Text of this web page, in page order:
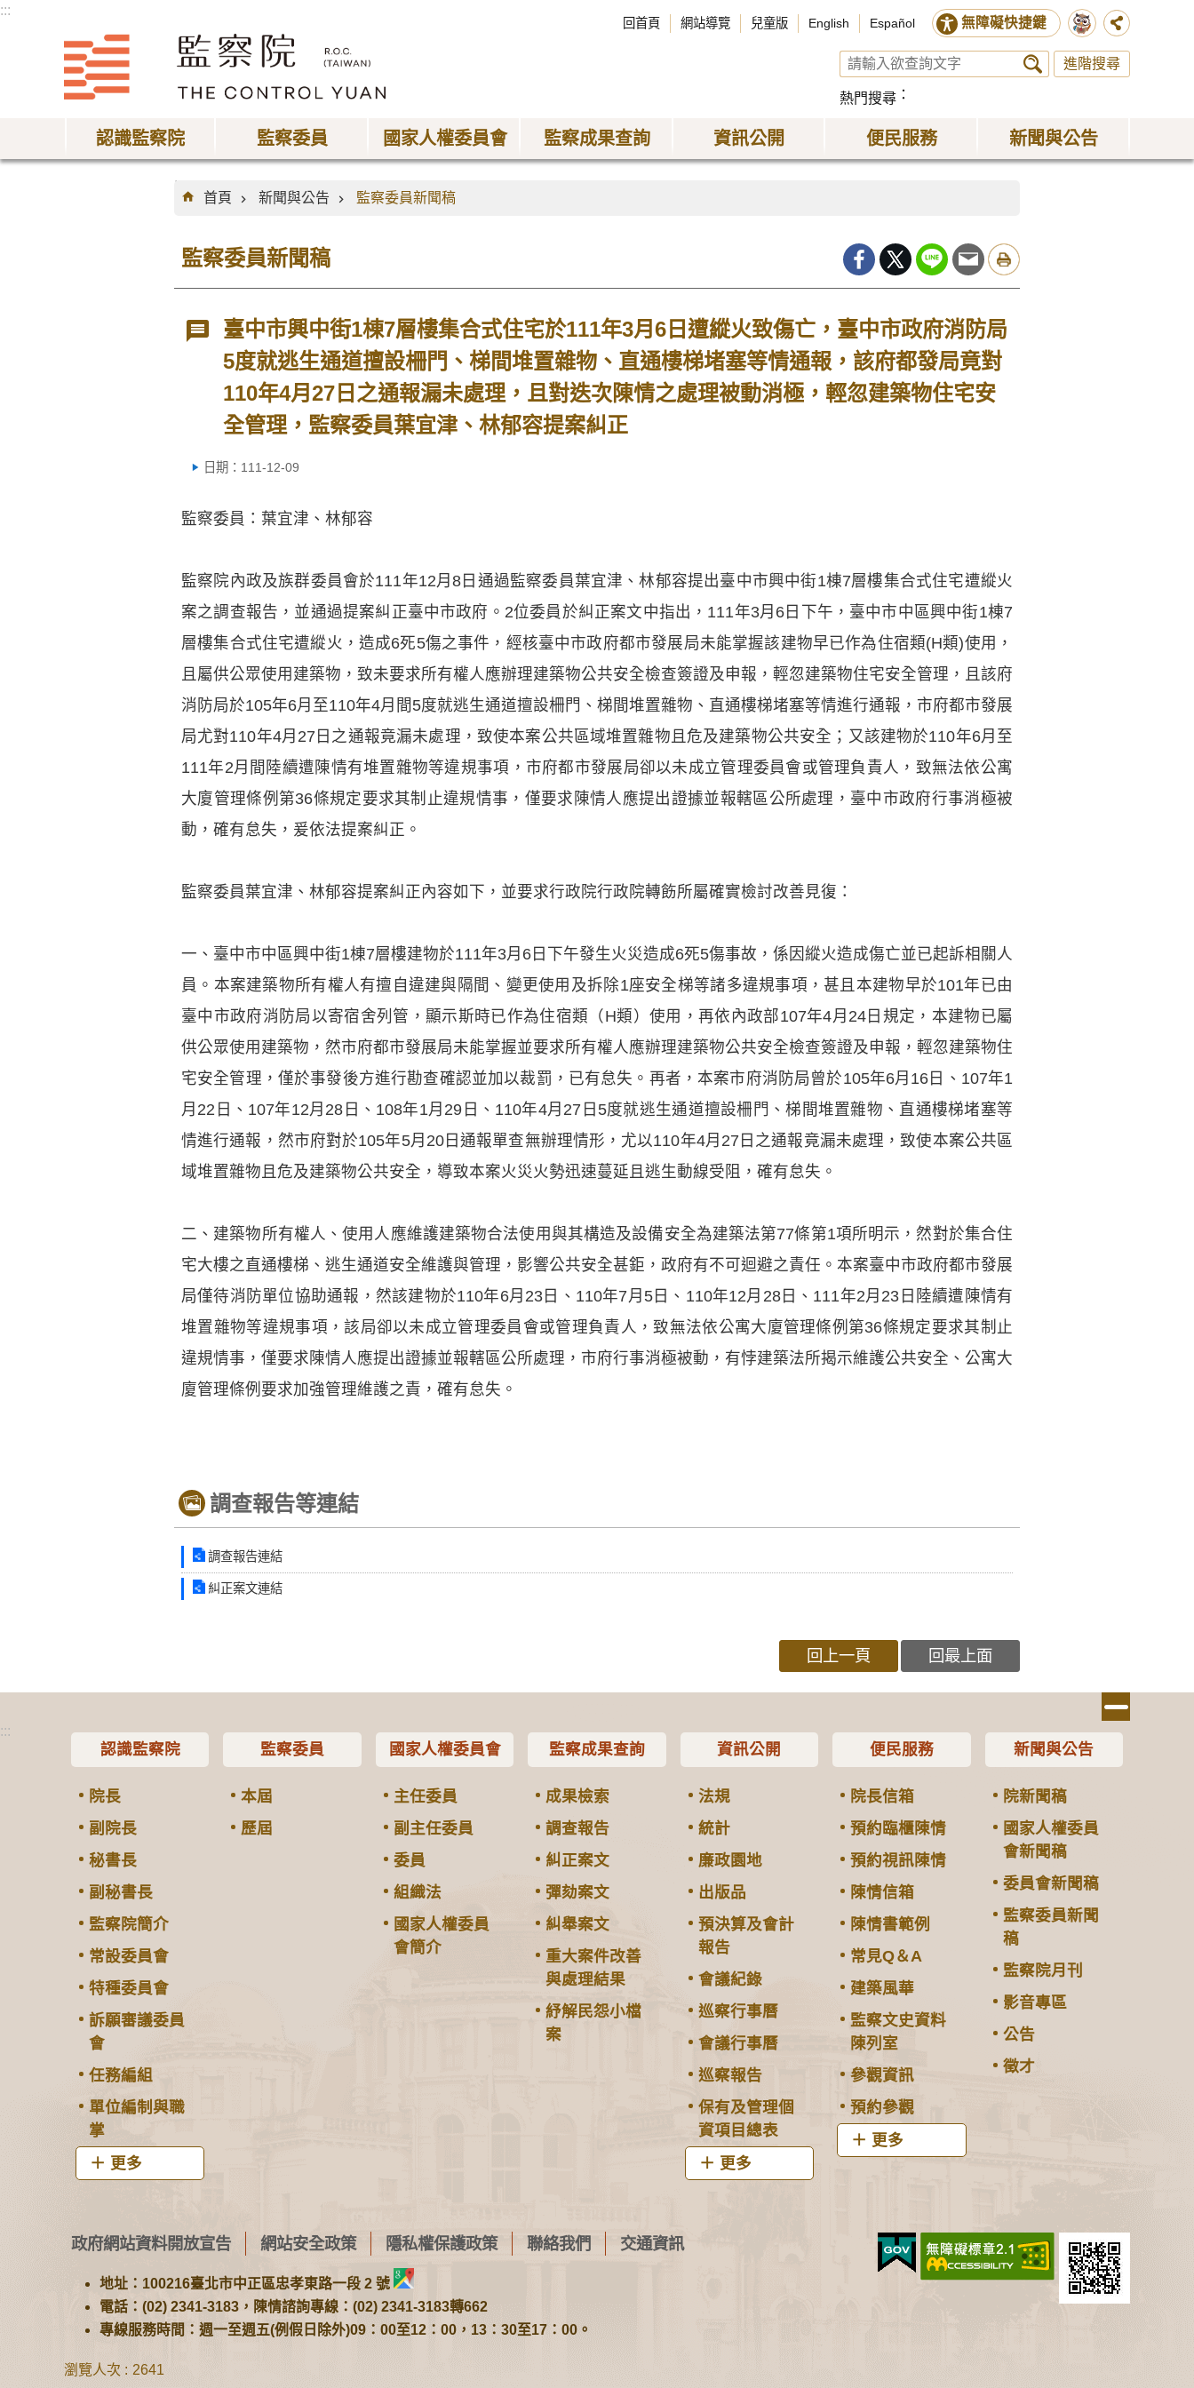
:::
回首頁 網站導覽 兒童版 English Español 無障礙快捷鍵
進階搜尋
熱門搜尋
認識監察院 監察委員 國家人權委員會 監察成果查詢 資訊公開 便民服務 新聞與公告
:::
首頁
新聞與公告 監察委員新聞稿
監察委員新聞稿
臺中市興中街1棟7層樓集合式住宅於111年3月6日遭縱火致傷亡，臺中市政府消防局
5度就逃生通道擅設柵門、梯間堆置雜物、直通樓梯堵塞等情通報，該府都發局竟對
110年4月27日之通報漏未處理，且對迭次陳情之處理被動消極，輕忽建築物住宅安
全管理，監察委員葉宜津、林郁容提案糾正
日期：111-12-09
監察委員：葉宜津、林郁容
監察院內政及族群委員會於111年12月8日通過監察委員葉宜津、林郁容提出臺中市興中街1棟7層樓集合式住宅遭縱火
案之調查報告，並通過提案糾正臺中市政府。2位委員於糾正案文中指出，111年3月6日下午，臺中市中區興中街1棟7
層樓集合式住宅遭縱火，造成6死5傷之事件，經核臺中市政府都市發展局未能掌握該建物早已作為住宿類(H類)使用，
且屬供公眾使用建築物，致未要求所有權人應辦理建築物公共安全檢查簽證及申報，輕忽建築物住宅安全管理，且該府
消防局於105年6月至110年4月間5度就逃生通道擅設柵門、梯間堆置雜物、直通樓梯堵塞等情進行通報，市府都市發展
局尤對110年4月27日之通報竟漏未處理，致使本案公共區域堆置雜物且危及建築物公共安全；又該建物於110年6月至
111年2月間陸續遭陳情有堆置雜物等違規事項，市府都市發展局卻以未成立管理委員會或管理負責人，致無法依公寓
大廈管理條例第36條規定要求其制止違規情事，僅要求陳情人應提出證據並報轄區公所處理，臺中市政府行事消極被
動，確有怠失，爰依法提案糾正。
監察委員葉宜津、林郁容提案糾正內容如下，並要求行政院行政院轉飭所屬確實檢討改善見復：
一、臺中市中區興中街1棟7層樓建物於111年3月6日下午發生火災造成6死5傷事故，係因縱火造成傷亡並已起訴相關人
員。本案建築物所有權人有擅自違建與隔間、變更使用及拆除1座安全梯等諸多違規事項，甚且本建物早於101年已由
臺中市政府消防局以寄宿舍列管，顯示斯時已作為住宿類（H類）使用，再依內政部107年4月24日規定，本建物已屬
供公眾使用建築物，然市府都市發展局未能掌握並要求所有權人應辦理建築物公共安全檢查簽證及申報，輕忽建築物住
宅安全管理，僅於事發後方進行勘查確認並加以裁罰，已有怠失。再者，本案市府消防局曾於105年6月16日、107年1
月22日、107年12月28日、108年1月29日、110年4月27日5度就逃生通道擅設柵門、梯間堆置雜物、直通樓梯堵塞等
情進行通報，然市府對於105年5月20日通報單查無辦理情形，尤以110年4月27日之通報竟漏未處理，致使本案公共區
域堆置雜物且危及建築物公共安全，導致本案火災火勢迅速蔓延且逃生動線受阻，確有怠失。
二、建築物所有權人、使用人應維護建築物合法使用與其構造及設備安全為建築法第77條第1項所明示，然對於集合住
宅大樓之直通樓梯、逃生通道安全維護與管理，影響公共安全甚鉅，政府有不可迴避之責任。本案臺中市政府都市發展
局僅待消防單位協助通報，然該建物於110年6月23日、110年7月5日、110年12月28日、111年2月23日陸續遭陳情有
堆置雜物等違規事項，該局卻以未成立管理委員會或管理負責人，致無法依公寓大廈管理條例第36條規定要求其制止
違規情事，僅要求陳情人應提出證據並報轄區公所處理，市府行事消極被動，有悖建築法所揭示維護公共安全、公寓大
廈管理條例要求加強管理維護之責，確有怠失。
調查報告等連結
調查報告連結
糾正案文連結
回上一頁 回最上面
:::
認識監察院
院長
副院長
秘書長
副秘書長
監察院簡介
常設委員會
特種委員會
訴願審議委員
會
任務編組
單位編制與職
掌
更多
監察委員
本屆
歷屆
國家人權委員會
主任委員
副主任委員
委員
組織法
國家人權委員
會簡介
監察成果查詢
成果檢索
調查報告
糾正案文
彈劾案文
糾舉案文
重大案件改善
與處理結果
紓解民怨小檔
案
資訊公開
法規
統計
廉政園地
出版品
預決算及會計
報告
會議紀錄
巡察行事曆
會議行事曆
巡察報告
保有及管理個
資項目總表
更多
便民服務
院長信箱
預約臨櫃陳情
預約視訊陳情
陳情信箱
陳情書範例
常見Q＆A
建築風華
監察文史資料
陳列室
參觀資訊
預約參觀
更多
新聞與公告
院新聞稿
國家人權委員
會新聞稿
委員會新聞稿
監察委員新聞
稿
監察院月刊
影音專區
公告
徵才
政府網站資料開放宣告 網站安全政策 隱私權保護政策 聯絡我們 交通資訊
地址：100216臺北市中正區忠孝東路一段 2 號
電話：(02) 2341-3183，陳情諮詢專線：(02) 2341-3183轉662
專線服務時間：週一至週五(例假日除外)09：00至12：00，13：30至17：00。
瀏覽人次 2641